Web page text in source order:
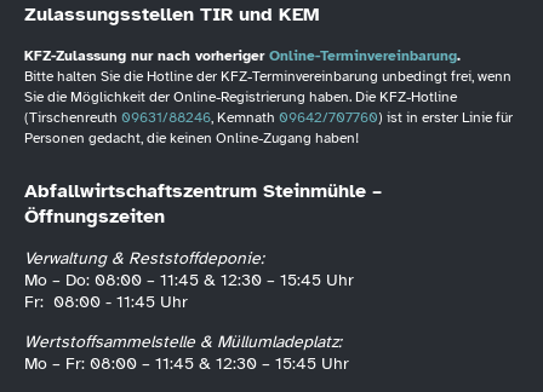
Zulassungsstellen TIR und KEM
KFZ-Zulassung nur nach vorheriger Online-Terminvereinbarung.
Bitte halten Sie die Hotline der KFZ-Terminvereinbarung unbedingt frei, wenn
Sie die Möglichkeit der Online-Registrierung haben. Die KFZ-Hotline
(Tirschenreuth 09631/88246, Kemnath 09642/707760) ist in erster Linie für
Personen gedacht, die keinen Online-Zugang haben!
Abfallwirtschaftszentrum Steinmühle –
Öffnungszeiten
Verwaltung & Reststoffdeponie:
Mo – Do: 08:00 – 11:45 & 12:30 – 15:45 Uhr
Fr: 08:00 - 11:45 Uhr
Wertstoffsammelstelle & Müllumladeplatz:
Mo – Fr: 08:00 – 11:45 & 12:30 – 15:45 Uhr